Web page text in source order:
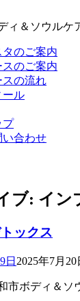
ィ＆ソウルケ
のご案内
スのご案内
スの流れ
ール
プ
い合わせ
ブ: イン
ックス
日 2025年7月20
市ボディ＆ソ